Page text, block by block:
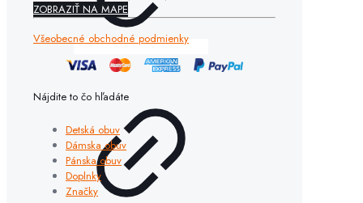
ZOBRAZIŤ NA MAPE
Všeobecné obchodné podmienky
Nájdite to čo hľadáte
Detská obuv
Dámska obuv
Pánska obuv
Doplnky
Značky